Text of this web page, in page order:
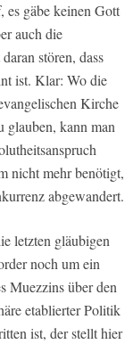
es gäbe keinen Gott
auch die
stören, dass
ist. Klar: Wo die
Kirche
glauben, kann man
nicht mehr benötigt,
abgewandert.
letzten gläubigen
noch um ein
Muezzins über den
etablierter Politik
ist, der stellt hier